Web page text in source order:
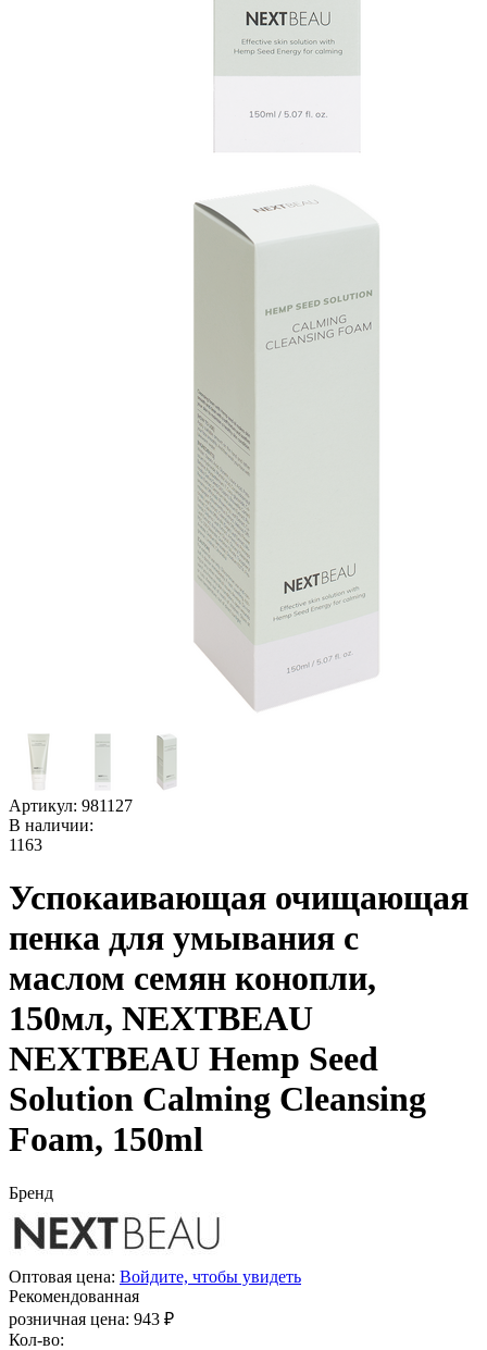
Артикул: 981127
В наличии:
1163
Успокаивающая очищающая
пенка для умывания с
маслом семян конопли,
150мл, NEXTBEAU
NEXTBEAU Hemp Seed
Solution Calming Cleansing
Foam, 150ml
Бренд
Оптовая цена: Войдите, чтобы увидеть
Рекомендованная
розничная цена: 943 ₽
Кол-во: